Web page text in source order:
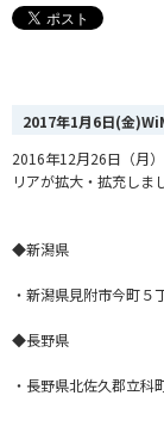
2017年1月6日(金
2016年12月26日（月
リアが拡大・拡充しま
◆新潟県
・新潟県見附市今町
◆長野県
・長野県北佐久郡立